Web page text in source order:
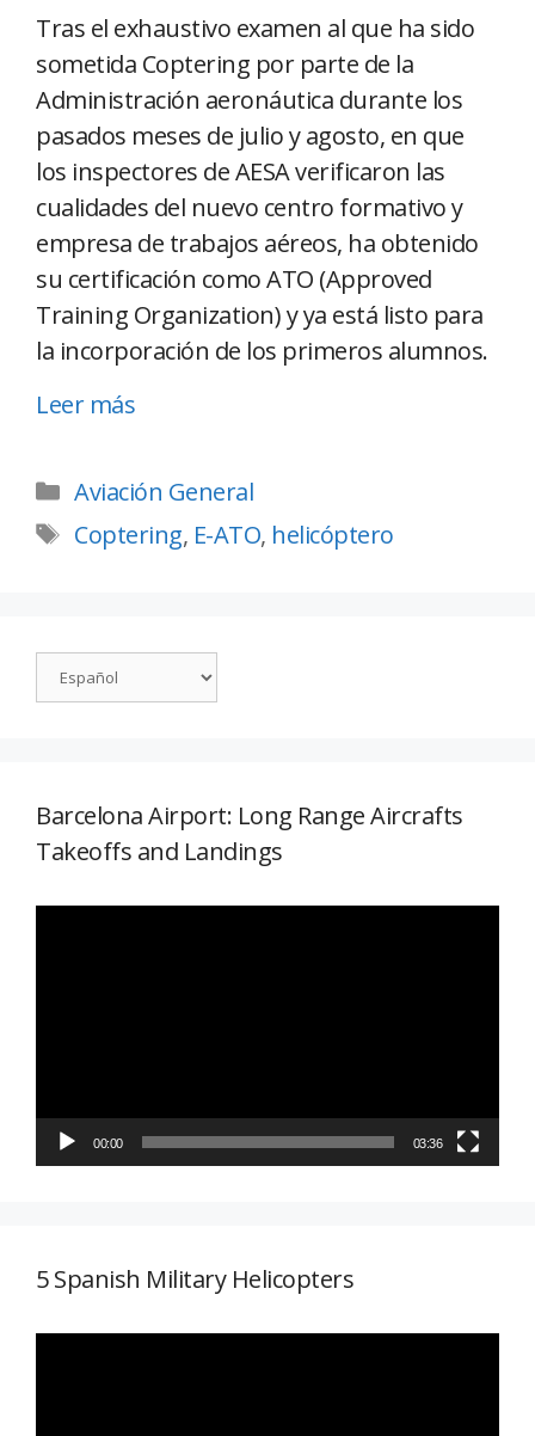
Tras el exhaustivo examen al que ha sido
sometida Coptering por parte de la
Administración aeronáutica durante los
pasados meses de julio y agosto, en que
los inspectores de AESA verificaron las
cualidades del nuevo centro formativo y
empresa de trabajos aéreos, ha obtenido
su certificación como ATO (Approved
Training Organization) y ya está listo para
la incorporación de los primeros alumnos.
Leer más
Aviación General
Coptering, E-ATO, helicóptero
Barcelona Airport: Long Range Aircrafts
Takeoffs and Landings
00:00 03:36
5 Spanish Military Helicopters